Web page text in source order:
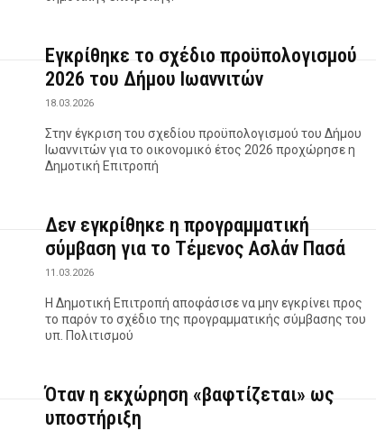
Εγκρίθηκε το σχέδιο προϋπολογισμού
2026 του Δήμου Ιωαννιτών
18.03.2026
Στην έγκριση του σχεδίου προϋπολογισμού του Δήμου
Ιωαννιτών για το οικονομικό έτος 2026 προχώρησε η
Δημοτική Επιτροπή
Δεν εγκρίθηκε η προγραμματική
σύμβαση για το Τέμενος Ασλάν Πασά
11.03.2026
Η Δημοτική Επιτροπή αποφάσισε να μην εγκρίνει προς
το παρόν το σχέδιο της προγραμματικής σύμβασης του
υπ. Πολιτισμού
Όταν η εκχώρηση «βαφτίζεται» ως
υποστήριξη